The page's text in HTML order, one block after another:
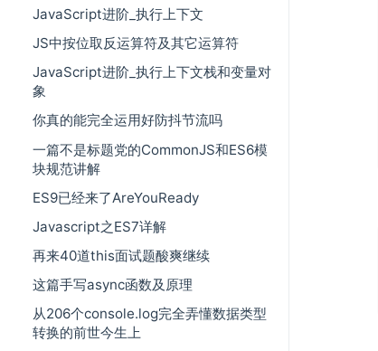
JavaScript进阶_执行上下文
JS中按位取反运算符及其它运算符
JavaScript进阶_执行上下文栈和变量对
象
你真的能完全运用好防抖节流吗
一篇不是标题党的CommonJS和ES6模
块规范讲解
ES9已经来了AreYouReady
Javascript之ES7详解
再来40道this面试题酸爽继续
这篇手写async函数及原理
从206个console.log完全弄懂数据类型
转换的前世今生上